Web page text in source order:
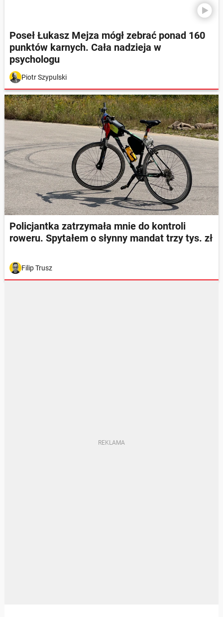
Poseł Łukasz Mejza mógł zebrać ponad 160
punktów karnych. Cała nadzieja w
psychologu
Piotr Szypulski
Policjantka zatrzymała mnie do kontroli
roweru. Spytałem o słynny mandat trzy tys. zł
Filip Trusz